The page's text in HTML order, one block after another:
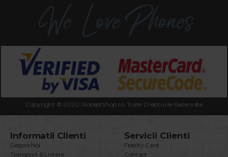
Copyright © 2020. RobestShop.ro. Toate Drepturile Rezervate
Informatii Clienti
Despre Noi
Transport & Livrare
Servicii Clienti
Fidelity Card
Contact